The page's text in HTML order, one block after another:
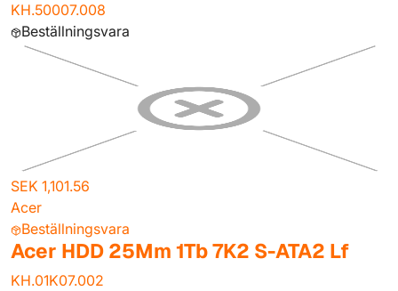
KH.50007.008
Beställningsvara
SEK 1,101.56
Acer
Beställningsvara
Acer HDD 25Mm 1Tb 7K2 S-ATA2 Lf
KH.01K07.002